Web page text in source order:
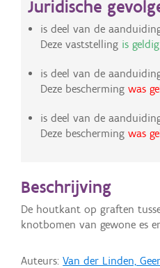
Juridische
is deel van de
Deze vaststelling is geldig
is deel van de
Deze bescherming was
is deel van de
Deze bescherming was
Beschrijving
De houtkant op graften
knotbomen van gewone es
Auteurs:Van der Linden,